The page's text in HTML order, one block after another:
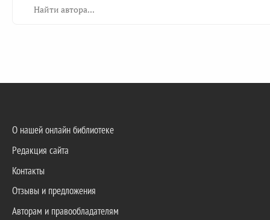
О нашей онлайн библиотеке
Редакция сайта
Контакты
Отзывы и предложения
Авторам и правообладателям